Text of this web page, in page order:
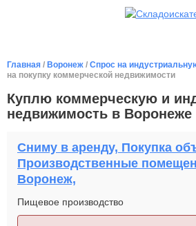
Главная / Воронеж / Спрос на
на покупку коммерческой недвижимости
Куплю коммерческую и
недвижимость в Воронеже
Сниму в аренду, Покупка
Производственные
Воронеж,
Пищевое производство